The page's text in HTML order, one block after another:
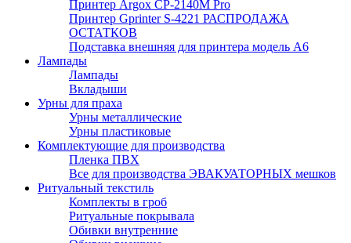
Принтер Argox CP-2140M Pro
Принтер Gprinter S-4221 РАСПРОДАЖА
ОСТАТКОВ
Подставка внешняя для принтера модель А6
Лампады
Лампады
Вкладыши
Урны для праха
Урны металлические
Урны пластиковые
Комплектующие для производства
Пленка ПВХ
Все для производства ЭВАКУАТОРНЫХ мешков
Ритуальный текстиль
Комплекты в гроб
Ритуальные покрывала
Обивки внутренние